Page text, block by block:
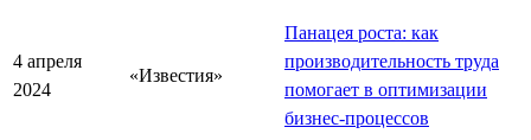
4 апреля
2024
«Известия»
Панацея роста: как
производительность труда
помогает в оптимизации
бизнес-процессов